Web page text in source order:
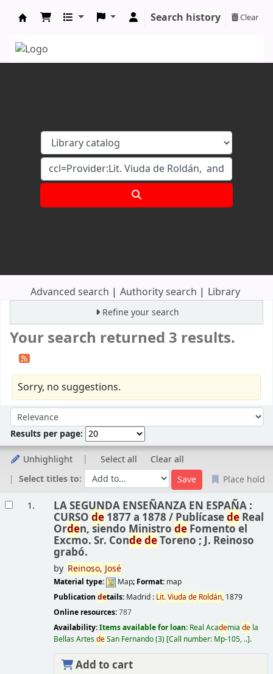
Search history Clear
Advanced search Authority search Library
Refine your search
Your search returned 3 results.
Sorry, no suggestions.
Sort by:
Results per page:
Unhighlight Select all
Clear all
Select titles to:
Place hold
1. LA SEGUNDA ENSEÑANZA EN ESPAÑA :
CURSO de1877 a 1878 / PublícasedeReal
Orden, siendo Ministro deFomento el
Excmo. Sr. CondedeToreno ; J. Reinoso
grabó.
by Reinoso, José
Material type: Map; Format: map
Publication details: Madrid : Lit.Viuda de Roldán, 1879
Online resources:787
Availability:Items available for loan: Real Academia dela
Bellas ArtesdeSan Fernando(3) Call number: Mp-105, .. .
Add to cart